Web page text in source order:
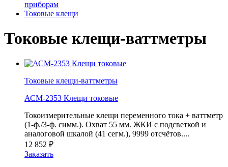
приборам
Токовые клещи
Токовые клещи-ваттметры
Токовые клещи-ваттметры
АСМ-2353 Клещи токовые
Токоизмерительные клещи переменного тока + ваттметр
(1-ф./3-ф. симм.). Охват 55 мм. ЖКИ с подсветкой и
аналоговой шкалой (41 сегм.), 9999 отсчётов....
12 852 ₽
Заказать